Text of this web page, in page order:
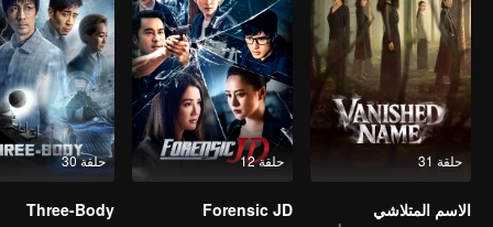
حلقة 31
الاسم المتلاشي
حلقة 12
Forensic JD
حلقة 30
Three-Body